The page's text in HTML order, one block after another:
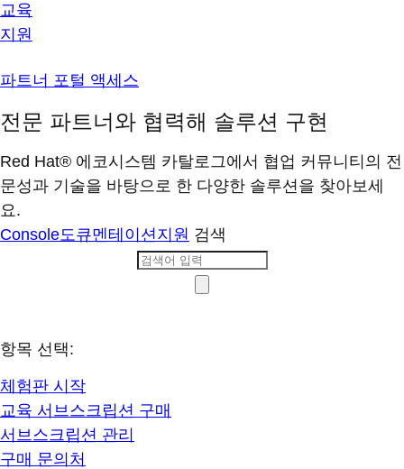
교육
지원
파트너 포털 액세스
전문 파트너와 협력해 솔루션 구현
Red Hat® 에코시스템 카탈로그에서 협업 커뮤니티의 전
문성과 기술을 바탕으로 한 다양한 솔루션을 찾아보세
요.
Console도큐멘테이션지원 검색
항목 선택:
체험판 시작
교육 서브스크립션 구매
서브스크립션 관리
구매 문의처